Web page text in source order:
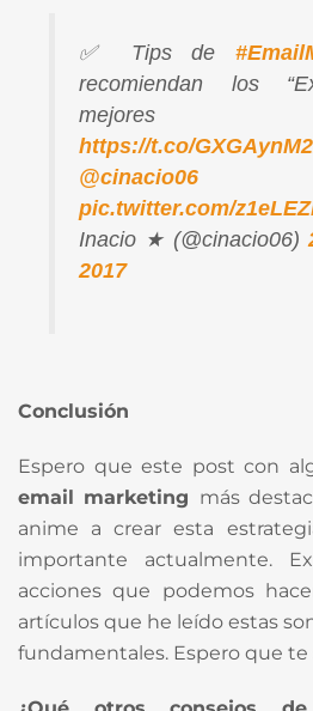
✅ Tips de
recomiendan los
mejores
https://t.co/
@cinacio06
pic.twitter.com/
Inacio ★ (@cinacio06)
2017
Conclusión
Espero que este post con
email marketing más
anime a crear esta
importante actualmente.
acciones que podemos
artículos que he leído estas
fundamentales. Espero que te